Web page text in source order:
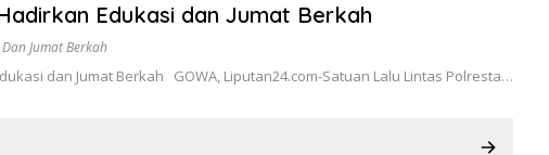
Edukasi dan Jumat Berkah
Jumat Berkah
dan Jumat Berkah GOWA, Liputan24.com-Satuan Lalu Lintas Polresta…